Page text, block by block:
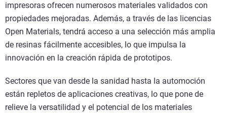
impresoras ofrecen numerosos materiales validados con
propiedades mejoradas. Además, a través de las licencias
Open Materials, tendrá acceso a una selección más amplia
de resinas fácilmente accesibles, lo que impulsa la
innovación en la creación rápida de prototipos.
Sectores que van desde la sanidad hasta la automoción
están repletos de aplicaciones creativas, lo que pone de
relieve la versatilidad y el potencial de los materiales